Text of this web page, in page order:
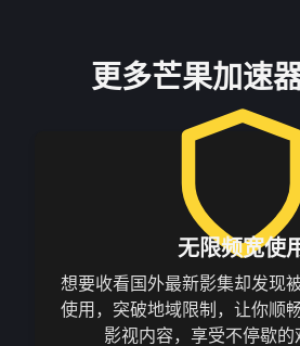
更多芒果加速
无限频宽使
想要收看国外最新影集却发现
使用，突破地域限制，让你顺
影视内容，享受不停歇的